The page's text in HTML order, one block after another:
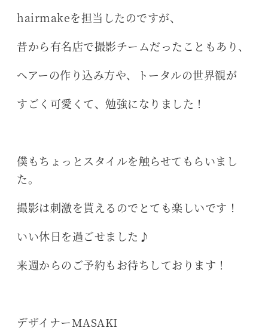
hairmakeを担当したのですが、
昔から有名店で撮影チームだったこともあり、
ヘアーの作り込み方や、トータルの世界観が
すごく可愛くて、勉強になりました！
僕もちょっとスタイルを触らせてもらいまし
た。
撮影は刺激を貰えるのでとても楽しいです！
いい休日を過ごせました♪
来週からのご予約もお待ちしております！
デザイナーMASAKI